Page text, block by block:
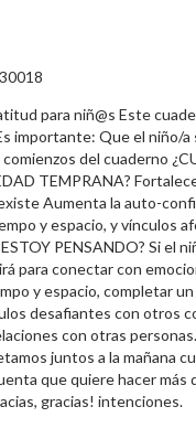
para niñ@s Este
importante: Que el niño/
del cuaderno
TEMPRANA?
Aumenta la auto-
y espacio, y vínculos
PENSANDO? Si el
para conectar con
y espacio, completar
desafiantes con otros
con otras
juntos a la mañana
que quiere hacer más
gracias! intenciones.